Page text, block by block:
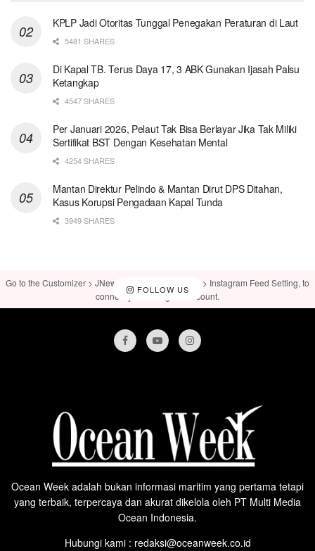
KPLP Jadi Otoritas Tunggal Penegakan Peraturan di Laut
5481 SHARES
Di Kapal TB. Terus Daya 17, 3 ABK Gunakan Ijasah Palsu
Ketangkap
4547 SHARES
Per Januari 2026, Pelaut Tak Bisa Berlayar Jika Tak Miliki
Sertifikat BST Dengan Kesehatan Mental
4254 SHARES
Mantan Direktur Pelindo & Mantan Dirut DPS Ditahan,
Kasus Korupsi Pengadaan Kapal Tunda
3949 SHARES
FOLLOW US
Go to the Customizer > JNews : Social, Like & View > Instagram Feed Setting, to
connect your Instagram account.
Ocean Week adalah bukan informasi maritim yang pertama tetapi
yang terbaik, terpercaya dan akurat dikelola oleh PT Multi Media
Ocean Indonesia.
Hubungi kami : redaksi@oceanweek.co.id